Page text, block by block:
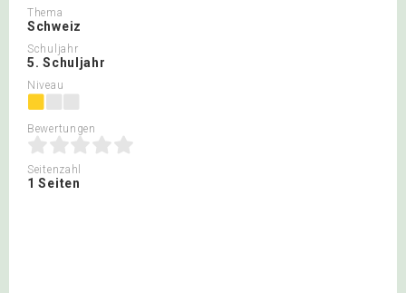
Thema
Schweiz
Schuljahr
5. Schuljahr
Niveau
Bewertungen
Seitenzahl
1 Seiten